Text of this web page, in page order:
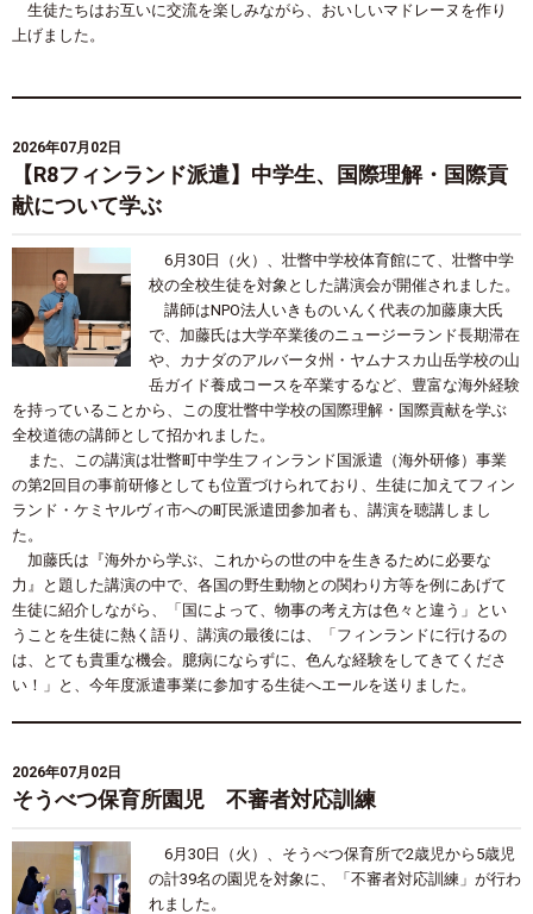
生徒たちはお互いに交流を楽しみながら、おいしいマドレーヌを作り
上げました。
2026年07月02日
【R8フィンランド派遣】中学生、国際理解・国際貢
献について学ぶ
6月 30 日（火）、壮瞥中学校体育館にて、壮瞥中学
校の全校生徒を対象とした講演会が開催されました。
講師はNPO法人いきものいんく代表の加藤康大氏
で、加藤氏は大学卒業後のニュージーランド長期滞在
や、カナダのアルバータ州・ヤムナスカ山岳学校の山
岳ガイド養成コースを卒業するなど、豊富な海外経験
を持っていることから、この度壮瞥中学校の国際理解・国際貢献を学ぶ
全校道徳の講師として招かれました。
また、この講演は壮瞥町中学生フィンランド国派遣（海外研修）事業
の第2回目の事前研修としても位置づけられており、生徒に加えてフィン
ランド・ケミヤルヴィ市への町民派遣団参加者も、講演を聴講しまし
た。
加藤氏は『海外から学ぶ、これからの世の中を生きるために必要な
力』と題した講演の中で、各国の野生動物との関わり方等を例にあげて
生徒に紹介しながら、「国によって、物事の考え方は色々と違う」とい
うことを生徒に熱く語り、講演の最後には、「フィンランドに行けるの
は、とても貴重な機会。臆病にならずに、色んな経験をしてきてくださ
い！」と、今年度派遣事業に参加する生徒へエールを送りました。
2026年07月02日
そうべつ保育所園児 不審者対応訓練
6月 30 日（火）、そうべつ保育所で2歳児から 5歳児
の計39名の園児を対象に、「不審者対応訓練」が行わ
れました。